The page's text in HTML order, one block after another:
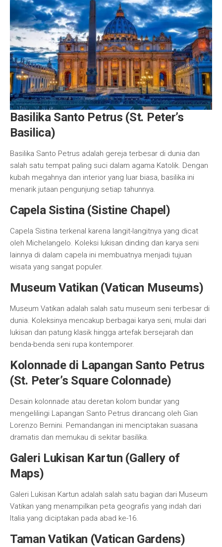
Basilika Santo Petrus (St. Peter’s
Basilica)
Basilika Santo Petrus adalah gereja terbesar di dunia dan
salah satu tempat paling suci dalam agama Katolik. Dengan
kubah megahnya dan interior yang luar biasa, basilika ini
menarik jutaan pengunjung setiap tahunnya.
Capela Sistina (Sistine Chapel)
Capela Sistina terkenal karena langit-langitnya yang dicat
oleh Michelangelo. Koleksi lukisan dinding dan karya seni
lainnya di dalam capela ini membuatnya menjadi tujuan
wisata yang sangat populer.
Museum Vatikan (Vatican Museums)
Museum Vatikan adalah salah satu museum seni terbesar di
dunia. Koleksinya mencakup berbagai karya seni, mulai dari
lukisan dan patung klasik hingga artefak bersejarah dan
benda-benda seni rupa kontemporer.
Kolonnade di Lapangan Santo Petrus
(St. Peter’s Square Colonnade)
Desain kolonnade atau deretan kolom bundar yang
mengelilingi Lapangan Santo Petrus dirancang oleh Gian
Lorenzo Bernini. Pemandangan ini menciptakan suasana
dramatis dan memukau di sekitar basilika.
Galeri Lukisan Kartun (Gallery of
Maps)
Galeri Lukisan Kartun adalah salah satu bagian dari Museum
Vatikan yang menampilkan peta geografis yang indah dari
Italia yang diciptakan pada abad ke-16.
Taman Vatikan (Vatican Gardens)